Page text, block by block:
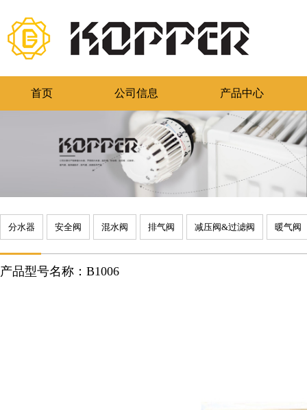
首页 公司信息 产品中心
分水器 安全阀 混水阀 排气阀 减压阀&过滤阀 暖气阀
产品型号名称：B1006